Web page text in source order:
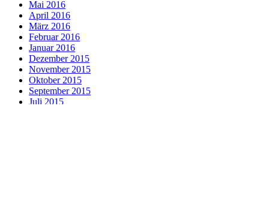
Mai 2016
April 2016
März 2016
Februar 2016
Januar 2016
Dezember 2015
November 2015
Oktober 2015
September 2015
Juli 2015